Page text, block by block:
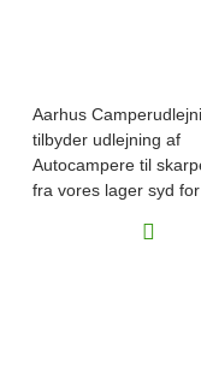
Aarhus
tilbyder udlejning af
Autocampere til
fra vores lager syd